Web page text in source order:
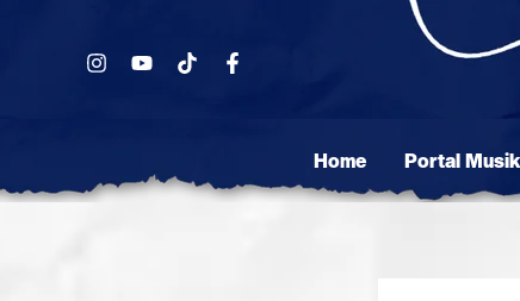
Home Portal Musik